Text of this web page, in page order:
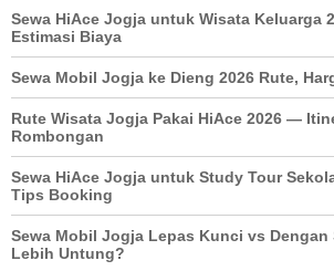
Sewa HiAce Jogja untuk Wisata Keluarga
Estimasi Biaya
Sewa Mobil Jogja ke Dieng 2026 Rute,
Rute Wisata Jogja Pakai HiAce 2026 —
Rombongan
Sewa HiAce Jogja untuk Study Tour
Tips Booking
Sewa Mobil Jogja Lepas Kunci vs
Lebih Untung?